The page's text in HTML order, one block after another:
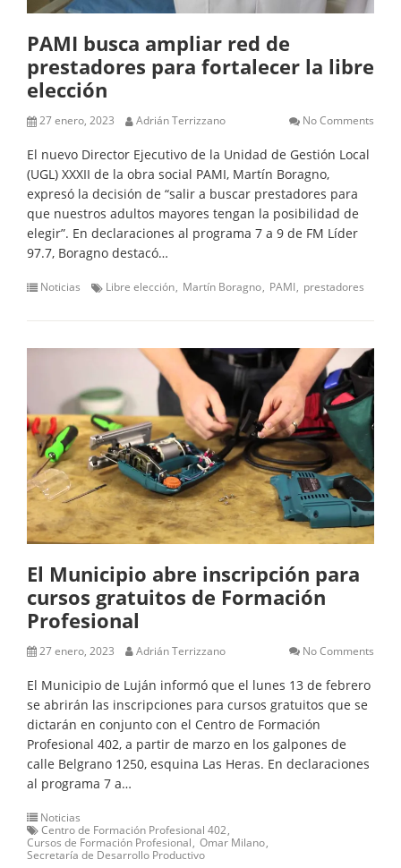
PAMI busca ampliar red de
prestadores para fortalecer la libre
elección
27 enero, 2023 Adrián Terrizzano No Comments
El nuevo Director Ejecutivo de la Unidad de Gestión Local
(UGL) XXXII de la obra social PAMI, Martín Boragno,
expresó la decisión de “salir a buscar prestadores para
que nuestros adultos mayores tengan la posibilidad de
elegir”. En declaraciones al programa 7 a 9 de FM Líder
97.7, Boragno destacó…
Noticias Libre elección Martín Boragno PAMI prestadores
El Municipio abre inscripción para
cursos gratuitos de Formación
Profesional
27 enero, 2023 Adrián Terrizzano No Comments
El Municipio de Luján informó que el lunes 13 de febrero
se abrirán las inscripciones para cursos gratuitos que se
dictarán en conjunto con el Centro de Formación
Profesional 402, a partir de marzo en los galpones de
calle Belgrano 1250, esquina Las Heras. En declaraciones
al programa 7 a…
Noticias
Centro de Formación Profesional 402
Cursos de Formación Profesional Omar Milano
Secretaría de Desarrollo Productivo